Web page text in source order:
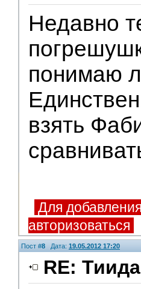
Недавно
понимаю
взять
Для
авторизоваться
Пост #8 Дата: 19.05.2012 17:20
RE: